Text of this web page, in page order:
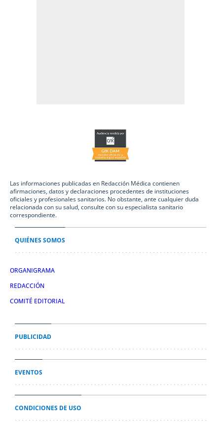
Las informaciones publicadas en Redacción Médica contienen
afirmaciones, datos y declaraciones procedentes de instituciones
oficiales y profesionales sanitarios. No obstante, ante cualquier duda
relacionada con su salud, consulte con su especialista sanitario
correspondiente.
QUIÉNES SOMOS
ORGANIGRAMA
REDACCIÓN
COMITÉ EDITORIAL
PUBLICIDAD
EVENTOS
CONDICIONES DE USO